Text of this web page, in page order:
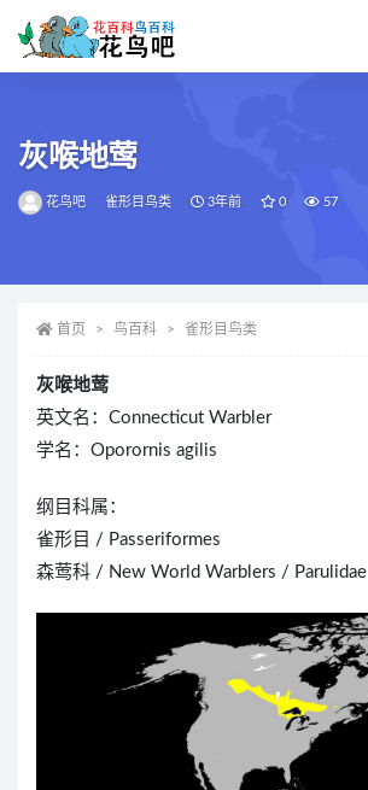
灰喉地莺
花鸟吧 雀形目鸟类 3年前 0 57
首页 鸟百科 雀形目鸟类
灰喉地莺
英文名：Connecticut Warbler
学名：Oporornis agilis
纲目科属：
雀形目 / Passeriformes
森莺科 / New World Warblers / Parulidae